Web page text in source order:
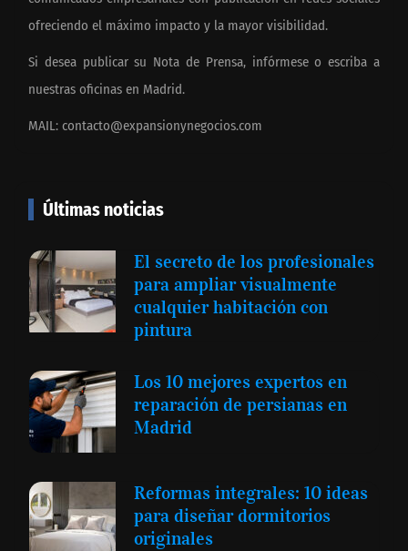
ofreciendo el máximo impacto y la mayor visibilidad.
Si desea publicar su Nota de Prensa, infórmese o escriba a
nuestras oficinas en Madrid.
MAIL: contacto@expansionynegocios.com
Últimas noticias
El secreto de los profesionales
para ampliar visualmente
cualquier habitación con
pintura
Los 10 mejores expertos en
reparación de persianas en
Madrid
Reformas integrales: 10 ideas
para diseñar dormitorios
originales